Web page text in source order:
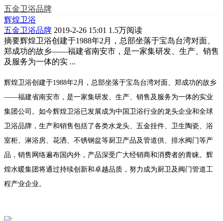
五金卫浴品牌
辉煌卫浴
五金卫浴品牌 2019-2-26 15:01 1.5万阅读
摘要辉煌卫浴创建于1988年2月，总部坐落于宝岛台湾对面、
郑成功的故乡——福建省南安市，是一家集研发、生产、销售
及服务为一体的实 ...
辉煌卫浴创建于1988年2月，总部坐落于宝岛台湾对面、郑成功的故乡
——福建省南安市，是一家集研发、生产、销售及服务为一体的实业
集团公司。如今辉煌卫浴已发展成为中国卫浴行业的龙头企业和全球
卫浴品牌，生产和销售包括了各类水龙头、五金挂件、卫生陶瓷、浴
室柜、淋浴房、花洒、不锈钢盆等厨卫产品及管道供、排水阀门等产
品，销售网络遍布国内外，产品深受广大经销商和消费者的青睐。辉
煌水暖集团将通过持续创新和卓越品质，努力成为厨卫及阀门管道工
程产业企业。